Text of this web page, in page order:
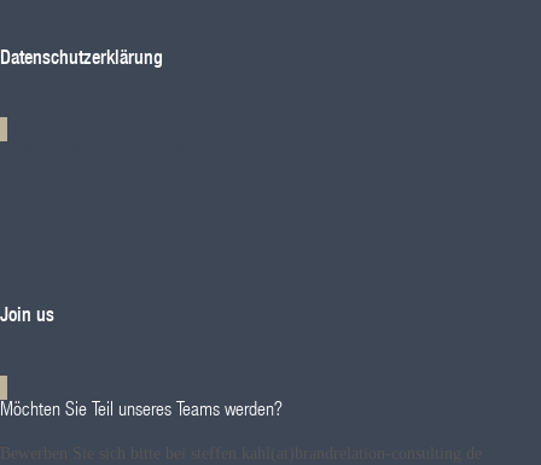
Datenschutzerklärung
Join us
Möchten Sie Teil unseres Teams werden?
Bewerben Sie sich bitte bei steffen.kahl(at)brandrelation-consulting.de